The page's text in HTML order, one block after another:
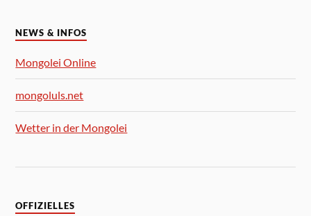
NEWS & INFOS
Mongolei Online
mongoluls.net
Wetter in der Mongolei
OFFIZIELLES